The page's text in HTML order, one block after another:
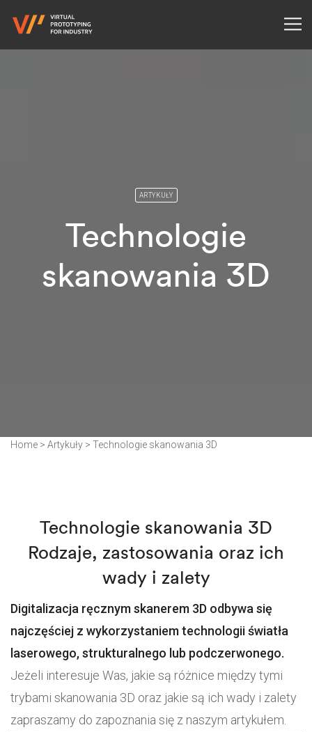
ARTYKUŁY
Technologie
skanowania 3D
Home > Artykuły > Technologie skanowania 3D
Technologie skanowania 3D
Rodzaje, zastosowania oraz ich
wady i zalety
Digitalizacja ręcznym skanerem 3D odbywa się
najczęściej z wykorzystaniem technologii światła
laserowego, strukturalnego lub podczerwonego.
Jeżeli interesuje Was, jakie są różnice między tymi
trybami skanowania 3D oraz jakie są ich wady i zalety
zapraszamy do zapoznania się z naszym artykułem.